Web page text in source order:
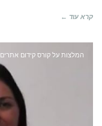
קרא עוד ←
המלצות על קורס קידום אתרים